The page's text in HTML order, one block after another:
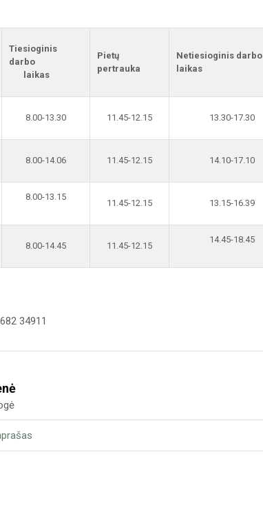
Tiesioginis
darbo
laikas
Pietų
pertrauka
Netiesioginis darbo
laikas
8.00-13.30 11.45-12.15 13.30-17.30
8.00-14.06 11.45-12.15 14.10-17.10
8.00-13.15
11.45-12.15 13.15-16.39
8.00-14.45 11.45-12.15
14.45-18.45
34911